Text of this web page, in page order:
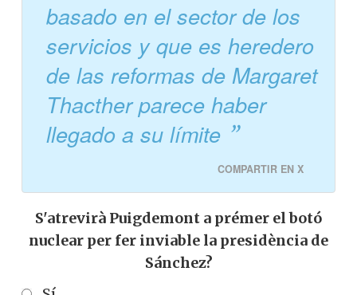
basado en el sector de los
servicios y que es heredero
de las reformas de Margaret
Thacther parece haber
llegado a su límite
COMPARTIR EN X
S'atrevirà Puigdemont a prémer el botó
nuclear per fer inviable la presidència de
Sánchez?